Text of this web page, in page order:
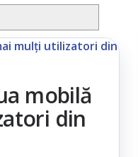
mobilă
din